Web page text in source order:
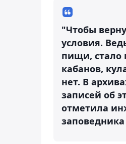
"Чтобы
условия.
пищи, стало
кабанов,
нет. В
записей об
отметила